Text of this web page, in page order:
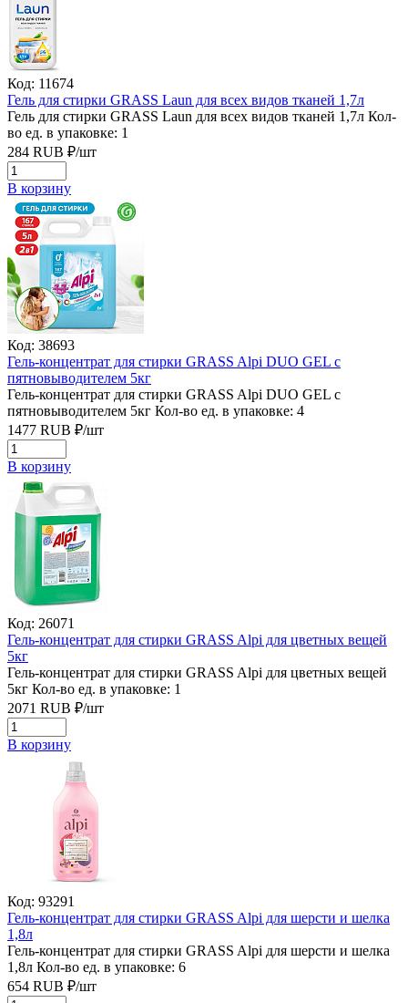
Код: 11674
Гель для стирки GRASS Laun для всех видов тканей 1,7л
Гель для стирки GRASS Laun для всех видов тканей 1,7л Кол-
во ед. в упаковке: 1
284 RUB ₽/шт
В корзину
Код: 38693
Гель-концентрат для стирки GRASS Alpi DUO GEL с
пятновыводителем 5кг
Гель-концентрат для стирки GRASS Alpi DUO GEL с
пятновыводителем 5кг Кол-во ед. в упаковке: 4
1477 RUB ₽/шт
В корзину
Код: 26071
Гель-концентрат для стирки GRASS Alpi для цветных вещей
5кг
Гель-концентрат для стирки GRASS Alpi для цветных вещей
5кг Кол-во ед. в упаковке: 1
2071 RUB ₽/шт
В корзину
Код: 93291
Гель-концентрат для стирки GRASS Alpi для шерсти и шелка
1,8л
Гель-концентрат для стирки GRASS Alpi для шерсти и шелка
1,8л Кол-во ед. в упаковке: 6
654 RUB ₽/шт